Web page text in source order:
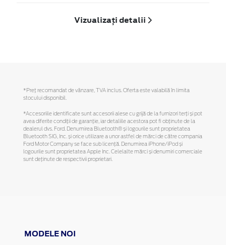
Vizualizați detalii
*Preţ recomandat de vânzare, TVA inclus. Oferta este valabilă în limita
stocului disponibil.
*Accesoriile identificate sunt accesorii alese cu grijă de la furnizori terți și pot
avea diferite condiții de garanție, iar detaliile acestora pot fi obținute de la
dealerul dvs. Ford. Denumirea Bluetooth® și logourile sunt proprietatea
Bluetooth SIG, Inc. și orice utilizare a unor astfel de mărci de către compania
Ford Motor Company se face sub licență. Denumirea iPhone/iPod și
logourile sunt proprietatea Apple Inc. Celelalte mărci și denumiri comerciale
sunt deținute de respectivii proprietari.
MODELE NOI